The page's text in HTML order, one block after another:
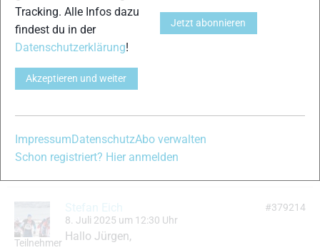
Teilnehmer
habe meine Bekannten gefragt mit denen ich
Skirollern gehe aber denen ist das ganze zu
wild. 🙂 Ich frag mal beim Veranstalter an ob
es vielleicht eine Börse gibt wo sich welche
melden können die auch nicht alleine laufen
oder als Team starten wollen.
Gruß Jürgen
Teilnehmer
Stefan Eich
8. Juli 2025 um 12:30 Uhr
#379214
Hallo Jürgen,
Tracking. Alle Infos dazu
findest du in der
Datenschutzerklärung!
Akzeptieren und weiter
Jetzt abonnieren
ImpressumDatenschutzAbo verwalten
Schon registriert? Hier anmelden